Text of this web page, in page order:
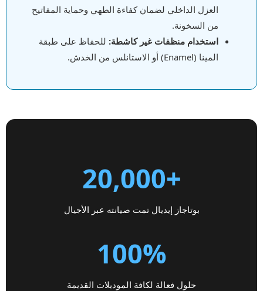
العزل الداخلي لضمان كفاءة الطهي وحماية المفاتيح
من السخونة.
استخدام منظفات غير كاشطة: للحفاظ على طبقة
المينا (Enamel) أو الاستانلس من الخدش.
+20,000
بوتاجاز إيديال تمت صيانته عبر الأجيال
100%
حلول فعالة لكافة الموديلات القديمة